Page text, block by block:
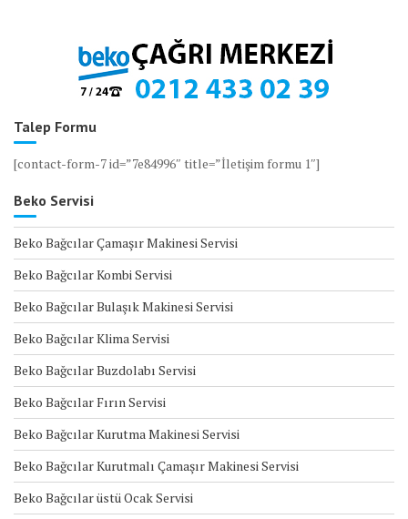
Talep Formu
[contact-form-7 id=”7e84996″ title=”İletişim formu 1″]
Beko Servisi
Beko Bağcılar Çamaşır Makinesi Servisi
Beko Bağcılar Kombi Servisi
Beko Bağcılar Bulaşık Makinesi Servisi
Beko Bağcılar Klima Servisi
Beko Bağcılar Buzdolabı Servisi
Beko Bağcılar Fırın Servisi
Beko Bağcılar Kurutma Makinesi Servisi
Beko Bağcılar Kurutmalı Çamaşır Makinesi Servisi
Beko Bağcılar üstü Ocak Servisi